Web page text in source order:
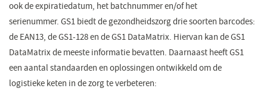
ook de expiratiedatum, het batchnummer en/of het
serienummer. GS1 biedt de gezondheidszorg drie soorten barcodes:
de EAN13, de GS1-128 en de GS1 DataMatrix. Hiervan kan de GS1
DataMatrix de meeste informatie bevatten. Daarnaast heeft GS1
een aantal standaarden en oplossingen ontwikkeld om de
logistieke keten in de zorg te verbeteren:​